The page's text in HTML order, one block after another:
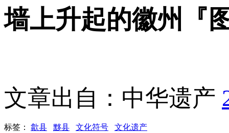
墙上升起的徽州『
文章出自：中华遗产
标签： 歙县 黟县 文化符号 文化遗产